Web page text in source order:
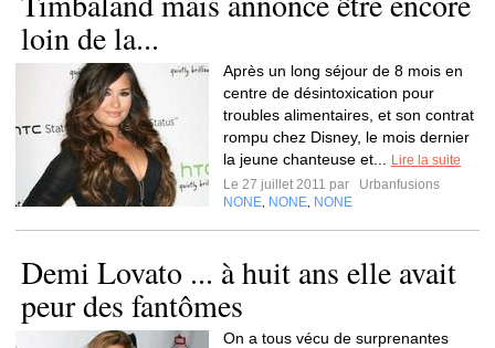
loin de la...
Après un long séjour de 8 mois en
centre de désintoxication pour
troubles alimentaires, et son contrat
rompu chez Disney, le mois dernier
la jeune chanteuse et...
Lire la suite
Le 27 juillet 2011 par
Urbanfusions
NONE NONE NONE
Demi Lovato ... à huit ans elle avait
peur des fantômes
On a tous vécu de surprenantes